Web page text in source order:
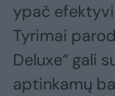
ypač
Tyrimai
Deluxe“ gali
aptinkamų